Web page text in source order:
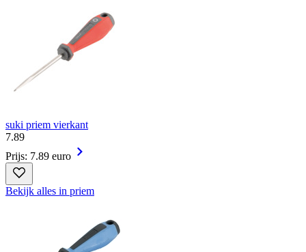
suki priem vierkant
7.89
Prijs: 7.89 euro
Bekijk alles in priem